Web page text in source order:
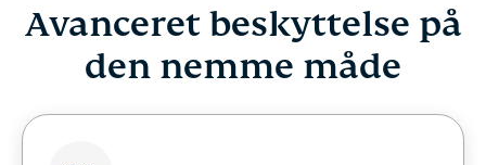
Avanceret beskyttelse på
den nemme måde